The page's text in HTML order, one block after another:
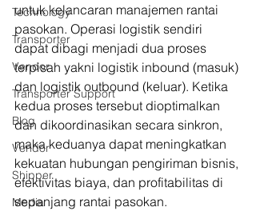
Technology
Transporter
Vendor
Transporter Support
Blog
Vendor
Shipper
Media
untuk kelancaran manajemen rantai
pasokan. Operasi logistik sendiri
dapat dibagi menjadi dua proses
terpisah yakni logistik inbound (masuk)
dan logistik outbound (keluar). Ketika
kedua proses tersebut dioptimalkan
dan dikoordinasikan secara sinkron,
maka keduanya dapat meningkatkan
kekuatan hubungan pengiriman bisnis,
efektivitas biaya, dan profitabilitas di
sepanjang rantai pasokan.